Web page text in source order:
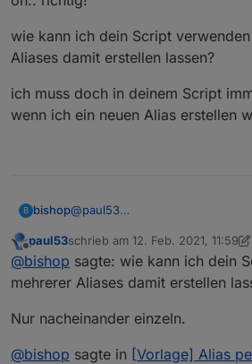
wie kann ich dein Script
Aliases damit erstellen lassen?
ich muss doch in deinem Script
wenn ich ein neuen Alias erstellen
B bishop@paul53
wie kann ich dein Script
Aliases damit erstellen lassen?
ich muss doch in deinem Script
Offline
paul53schrieb am 12. Feb. 2021, 11:59
zuletzt editiert von paul53 2.
@bishop sagte: wie kann ich dein
mehrerer Aliases damit erstellen
Nur nacheinander einzeln.
@bishop sagte in [Vorlage] Alias